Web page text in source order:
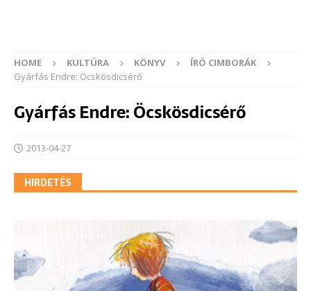
HOME KULTÚRA KÖNYV
ÍRÓ CIMBORÁK
Gyárfás Endre: Öcskösdicsérő
Gyárfás Endre: Öcskösdicsérő
2013-04-27
HIRDETÉS